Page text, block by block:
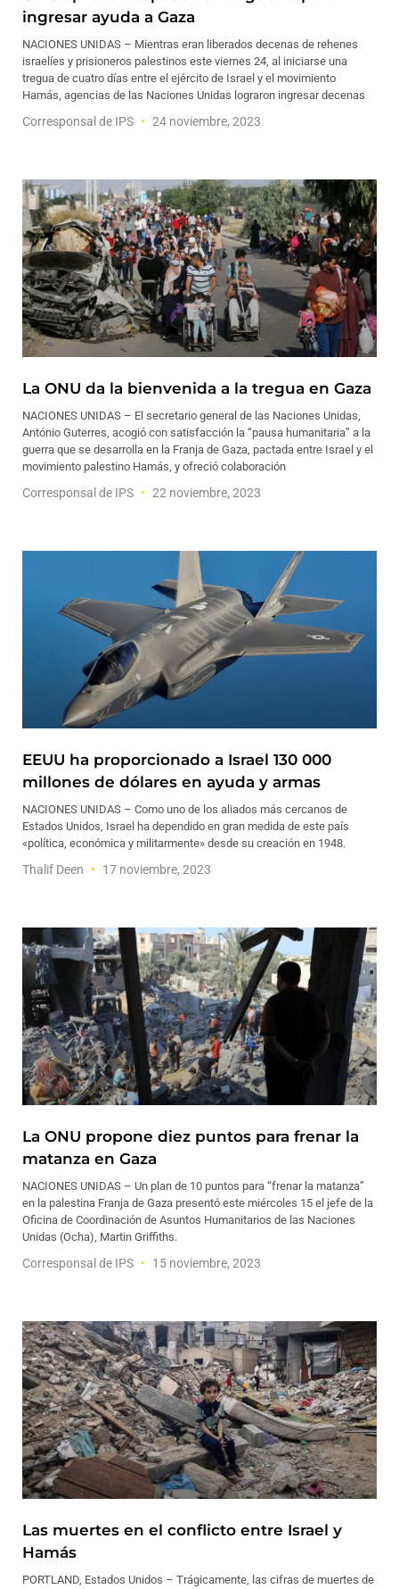
ingresar ayuda a Gaza
NACIONES UNIDAS – Mientras eran liberados decenas de rehenes
israelíes y prisioneros palestinos este viernes 24, al iniciarse una
tregua de cuatro días entre el ejército de Israel y el movimiento
Hamás, agencias de las Naciones Unidas lograron ingresar decenas
Corresponsal de IPS 24 noviembre, 2023
La ONU da la bienvenida a la tregua en Gaza
NACIONES UNIDAS – El secretario general de las Naciones Unidas,
António Guterres, acogió con satisfacción la “pausa humanitaria” a la
guerra que se desarrolla en la Franja de Gaza, pactada entre Israel y el
movimiento palestino Hamás, y ofreció colaboración
Corresponsal de IPS 22 noviembre, 2023
EEUU ha proporcionado a Israel 130 000
millones de dólares en ayuda y armas
NACIONES UNIDAS – Como uno de los aliados más cercanos de
Estados Unidos, Israel ha dependido en gran medida de este país
«política, económica y militarmente» desde su creación en 1948.
Thalif Deen 17 noviembre, 2023
La ONU propone diez puntos para frenar la
matanza en Gaza
NACIONES UNIDAS – Un plan de 10 puntos para “frenar la matanza”
en la palestina Franja de Gaza presentó este miércoles 15 el jefe de la
Oficina de Coordinación de Asuntos Humanitarios de las Naciones
Unidas (Ocha), Martin Griffiths.
Corresponsal de IPS 15 noviembre, 2023
Las muertes en el conflicto entre Israel y
Hamás
PORTLAND, Estados Unidos – Trágicamente, las cifras de muertes de